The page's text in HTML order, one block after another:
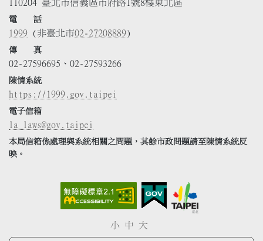
110204 臺北市信義區市府路1號8樓東北區
電 話
1999 (非臺北市02-27208889)
傳 真
02-27596695、02-27593266
陳情系統
https://1999.gov.taipei
電子信箱
la_laws@gov.taipei
本局信箱係處理與系統相關之問題，其餘市政問題請至陳情系統反
映。
小 中 大